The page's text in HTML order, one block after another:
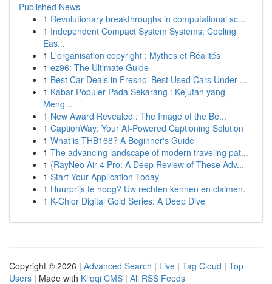
Published News
1 Revolutionary breakthroughs in computational sc...
1 Independent Compact System Systems: Cooling
Eas...
1 L'organisation copyright : Mythes et Réalités
1 ez96: The Ultimate Guide
1 Best Car Deals in Fresno' Best Used Cars Under ...
1 Kabar Populer Pada Sekarang : Kejutan yang
Meng...
1 New Award Revealed : The Image of the Be...
1 CaptionWay: Your AI-Powered Captioning Solution
1 What is THB168? A Beginner's Guide
1 The advancing landscape of modern traveling pat...
1 {RayNeo Air 4 Pro: A Deep Review of These Adv...
1 Start Your Application Today
1 Huurprijs te hoog? Uw rechten kennen en claimen.
1 K-Chlor Digital Gold Series: A Deep Dive
Copyright © 2026 | Advanced Search | Live | Tag Cloud | Top
Users | Made with Kliqqi CMS | All RSS Feeds